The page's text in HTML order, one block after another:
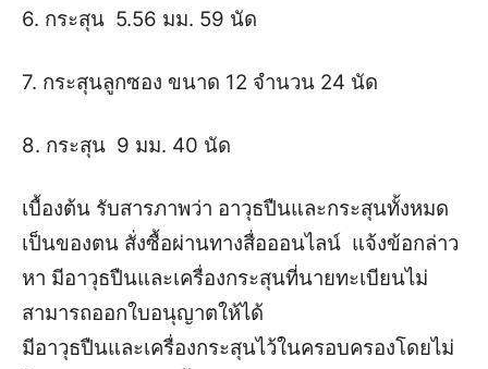
6. กระสุน 5.56 มม. 59 นัด
7. กระสุนลูกซอง ขนาด 12 จำนวน 24 นัด
8. กระสุน 9 มม. 40 นัด
เบื้องต้น รับสารภาพว่า อาวุธปืนและกระสุนทั้งหมด
เป็นของตน สั่งซื้อผ่านทางสื่อออนไลน์ แจ้งข้อกล่าว
หา มีอาวุธปืนและเครื่องกระสุนที่นายทะเบียนไม่
สามารถออกใบอนุญาตให้ได้
มีอาวุธปืนและเครื่องกระสุนไว้ในครอบครองโดยไม่